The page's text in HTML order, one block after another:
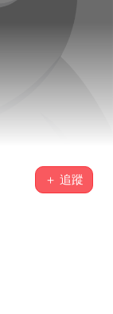
＋ 追蹤